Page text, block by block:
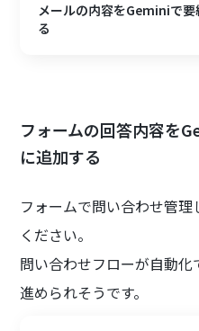
メールの内容をGeminiで
る
フォームの回答内容を
に追加する
フォームで問い合わせ管
ください。
問い合わせフローが自動
進められそうです。